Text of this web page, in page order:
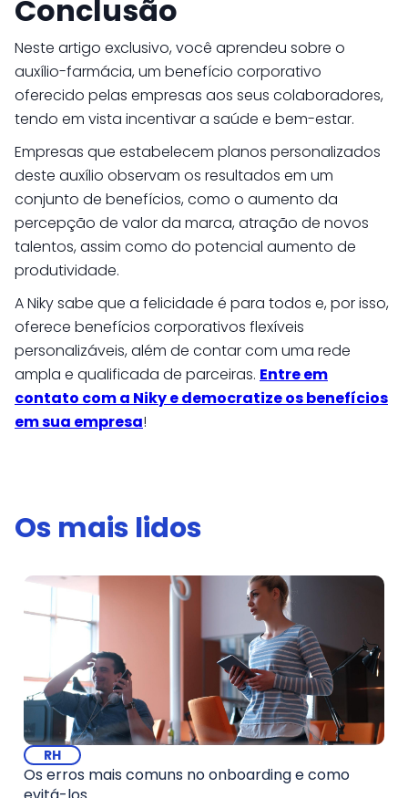
Conclusão
Neste artigo exclusivo, você aprendeu sobre o
auxílio-farmácia, um benefício corporativo
oferecido pelas empresas aos seus colaboradores,
tendo em vista incentivar a saúde e bem-estar.
Empresas que estabelecem planos personalizados
deste auxílio observam os resultados em um
conjunto de benefícios, como o aumento da
percepção de valor da marca, atração de novos
talentos, assim como do potencial aumento de
produtividade.
A Niky sabe que a felicidade é para todos e, por isso,
oferece benefícios corporativos flexíveis
personalizáveis, além de contar com uma rede
ampla e qualificada de parceiras. Entre em
contato com a Niky e democratize os benefícios
em sua empresa!
Os mais lidos
RH
Os erros mais comuns no onboarding e como